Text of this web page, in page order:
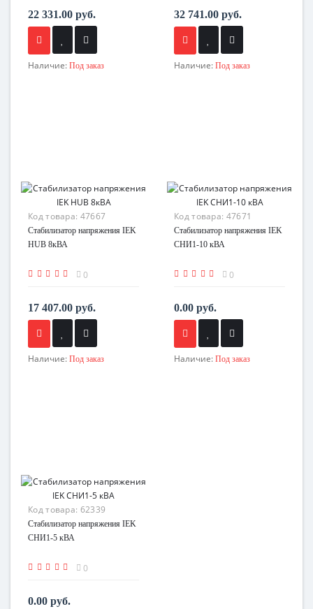
22 331.00 руб.
Наличие: Под заказ
32 741.00 руб.
Наличие: Под заказ
Код товара: 47667
Стабилизатор напряжения IEK
HUB 8кВА
0
17 407.00 руб.
Наличие: Под заказ
Код товара: 47671
Стабилизатор напряжения IEK
СНИ1-10 кВА
0
0.00 руб.
Наличие: Под заказ
Код товара: 62339
Стабилизатор напряжения IEK
СНИ1-5 кВА
0
0.00 руб.